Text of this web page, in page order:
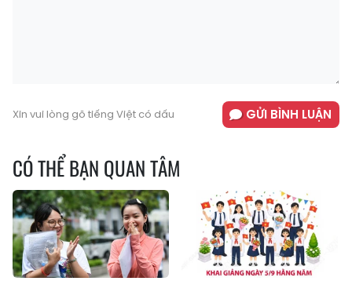
Xin vui lòng gõ tiếng Việt có dấu GỬI BÌNH LUẬN
CÓ THỂ BẠN QUAN TÂM